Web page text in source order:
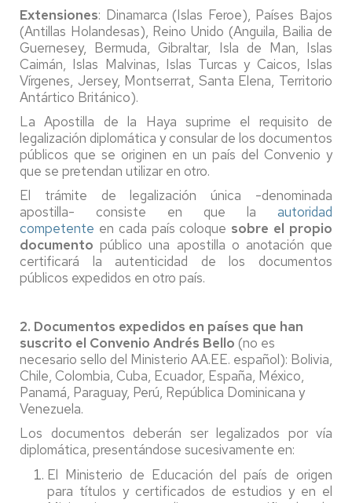
Extensiones: Dinamarca (Islas Feroe), Países Bajos
(Antillas Holandesas), Reino Unido (Anguila, Bailia de
Guernesey, Bermuda, Gibraltar, Isla de Man, Islas
Caimán, Islas Malvinas, Islas Turcas y Caicos, Islas
Vírgenes, Jersey, Montserrat, Santa Elena, Territorio
Antártico Británico).
La Apostilla de la Haya suprime el requisito de
legalización diplomática y consular de los documentos
públicos que se originen en un país del Convenio y
que se pretendan utilizar en otro.
El trámite de legalización única -denominada
apostilla- consiste en que la autoridad
competente en cada país coloque sobre el propio
documento público una apostilla o anotación que
certificará la autenticidad de los documentos
públicos expedidos en otro país.
2. Documentos expedidos en países que han
suscrito el Convenio Andrés Bello (no es
necesario sello del Ministerio AA.EE. español): Bolivia,
Chile, Colombia, Cuba, Ecuador, España, México,
Panamá, Paraguay, Perú, República Dominicana y
Venezuela.
Los documentos deberán ser legalizados por vía
diplomática, presentándose sucesivamente en:
El Ministerio de Educación del país de origen
para títulos y certificados de estudios y en el